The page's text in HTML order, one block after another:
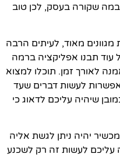
שקורה בעסק, לכן טוב
מגוונים מאוד, לעיתים הרבה
עוד תבנו אפליקציה ברמה
לאורך זמן. תוכלו למצוא
לעשות דברים שעד
שיהיה עליכם לדאוג כי
יהיה ניתן לגשת אליה
לעשות זה רק לשכנע